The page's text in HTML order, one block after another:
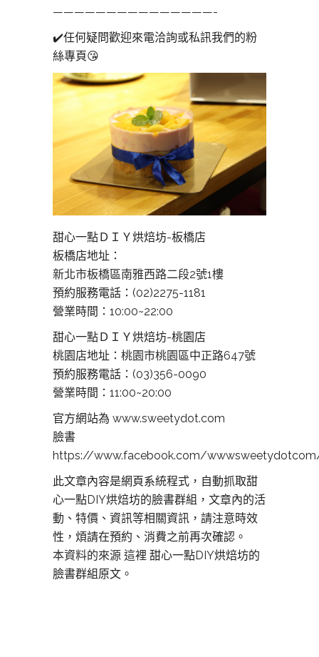
———————————————-
✔️任何疑問歡迎來電洽詢或私訊我們的粉
絲專頁😘
甜心一點ＤＩＹ烘焙坊-板橋店
板橋店地址：
新北市板橋區南雅西路二段2號1樓
預約服務電話：(02)2275-1181
營業時間：10:00~22:00
甜心一點ＤＩＹ烘焙坊-桃園店
桃園店地址： 桃園市桃園區中正路647號
預約服務電話：(03)356-0090
營業時間：11:00~20:00
官方網站為 www.sweetydot.com
臉書
https://www.facebook.com/
此文章內容是網頁系統程式，自動抓取甜
心一點DIY烘焙坊的臉書群組，文章內的活
動、特價、資訊等相關資訊，請注意時效
性，煩請在預約、消費之前再次確認。
本資料的來源 這裡 甜心一點DIY烘焙坊的
臉書群組原文。